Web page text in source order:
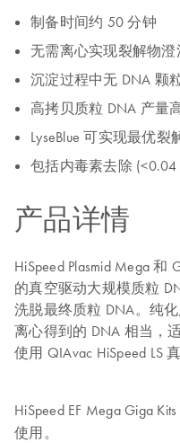
制备时间约 50 分钟
无需离心实现裂解物
沉淀过程中无 DNA 颗
高拷贝质粒 DNA 产量
LyseBlue 可实现最优
包括内毒素去除 (<0.04
产品详情
HiSpeed Plasmid Mega 和
的真空驱动大规模质粒
洗脱最终质粒 DNA。纯
离心得到的 DNA 相当，
使用 QIAvac HiSpeed LS
HiSpeed EF Mega Giga
使用。